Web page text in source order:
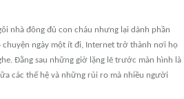
nhà đông đủ con cháu nhưng lại dành phần
ngày một ít đi, Internet trở thành nơi họ
Đằng sau những giờ lặng lẽ trước màn hình là
các thế hệ và những rủi ro mà nhiều người